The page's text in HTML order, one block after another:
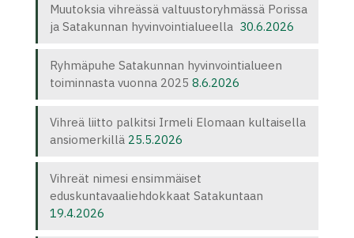
Muutoksia vihreässä valtuustoryhmässä Porissa
ja Satakunnan hyvinvointialueella 30.6.2026
Ryhmäpuhe Satakunnan hyvinvointialueen
toiminnasta vuonna 2025 8.6.2026
Vihreä liitto palkitsi Irmeli Elomaan kultaisella
ansiomerkillä 25.5.2026
Vihreät nimesi ensimmäiset
eduskuntavaaliehdokkaat Satakuntaan
19.4.2026